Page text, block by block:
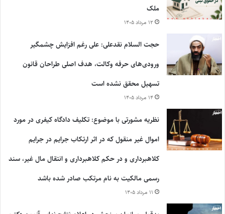
ملک
۱۲ مرداد ۱۴۰۵
حجت السلام نقدعلی: علی رغم افزایش چشمگیر
ورودی‌های حرفه وکالت، هدف اصلی طراحان قانون
تسهیل محقق نشده است
۱۴ مرداد ۱۴۰۵
نظریه مشورتی با موضوع: تکلیف دادگاه کیفری در مورد
اموال غیر منقول که در اثر ارتکاب جرایم در جرایم
کلاهبرداری و در حکم کلاهبرداری و انتقال مال غیر، سند
رسمی مالکیت به نام مرتکب صادر شده باشد
۱۱ مرداد ۱۴۰۵